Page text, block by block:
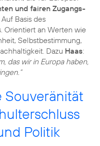
und fairen Zugangs-
Auf Basis des
Orientiert an Werten wie
Selbstbestimmung,
Dazu Haas:
das wir in Europa haben,
Souveränität
Politik